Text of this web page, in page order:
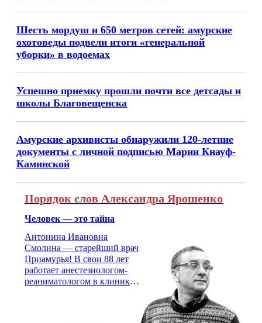
Шесть мордуш и 650 метров сетей: амурские
охотоведы подвели итоги «генеральной
уборки» в водоемах
Успешно приемку прошли почти все детсады и
школы Благовещенска
Амурские архивисты обнаружили 120-летние
документы с личной подписью Марии Кнауф-
Каминской
Порядок слов Александра Ярошенко
Человек — это тайна
Антонина Ивановна
Смолина — старейший врач
Приамурья! В свои 88 лет
работает анестезиологом-
реаниматологом в клинике